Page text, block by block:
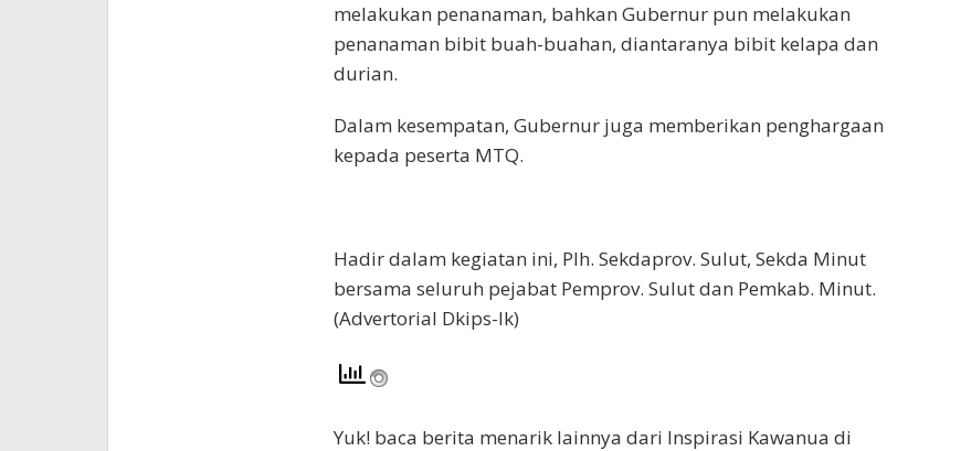
melakukan penanaman, bahkan Gubernur pun melakukan
penanaman bibit buah-buahan, diantaranya bibit kelapa dan
durian.
Dalam kesempatan, Gubernur juga memberikan penghargaan
kepada peserta MTQ.
Hadir dalam kegiatan ini, Plh. Sekdaprov. Sulut, Sekda Minut
bersama seluruh pejabat Pemprov. Sulut dan Pemkab. Minut.
(Advertorial Dkips-Ik)
Yuk! baca berita menarik lainnya dari Inspirasi Kawanua di